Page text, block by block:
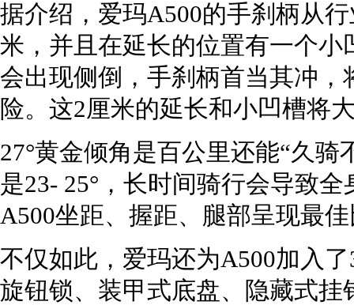
据介绍，爱玛A500的手刹柄从
米，并且在延长的位置有一个
会出现侧倒，手刹柄首当其冲
险。这2厘米的延长和小凹槽将
27°黄金倾角是百公里还能“久
是23- 25°，长时间骑行会导致
A500坐距、握距、腿部呈现最
不仅如此，爱玛还为A500加入
旋钮锁、装甲式底盘、隐藏式